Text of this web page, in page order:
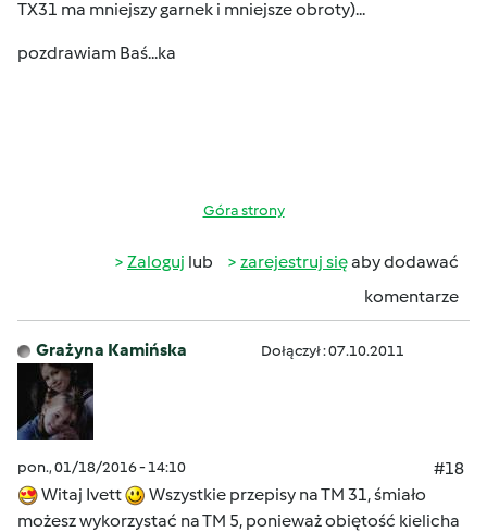
TX31 ma mniejszy garnek i mniejsze obroty)...
pozdrawiam Baś...ka
Góra strony
Zaloguj lub zarejestruj sięaby dodawać
komentarze
Grażyna Kamińska Dołączył : 07.10.2011
pon., 01/18/2016 - 14:10
#18
Witaj Ivett
Wszystkie przepisy na TM 31, śmiało
możesz wykorzystać na TM 5, ponieważ obiętość kielicha